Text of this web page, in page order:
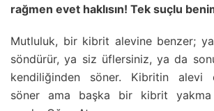
rağmen evet haklısın! Tek suçlu
Mutluluk, bir kibrit alevine benzer;
söndürür, ya siz üflersiniz, ya da
kendiliğinden söner. Kibritin alevi
söner ama başka bir kibrit yakma